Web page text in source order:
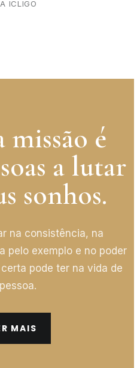
ICLIGO
é
a lutar
sonhos.
na consistência, na
pelo exemplo e no poder
pode ter na vida de
MAIS